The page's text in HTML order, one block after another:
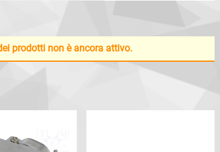
prodotti non è ancora attivo.